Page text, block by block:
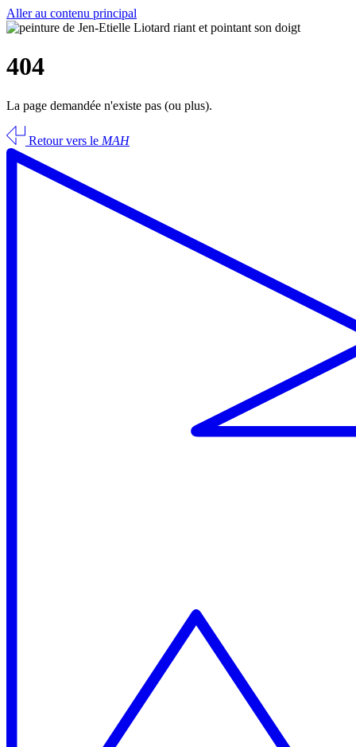
Aller au contenu principal
404
La page demandée n'existe pas (ou plus).
Retour vers le MAH